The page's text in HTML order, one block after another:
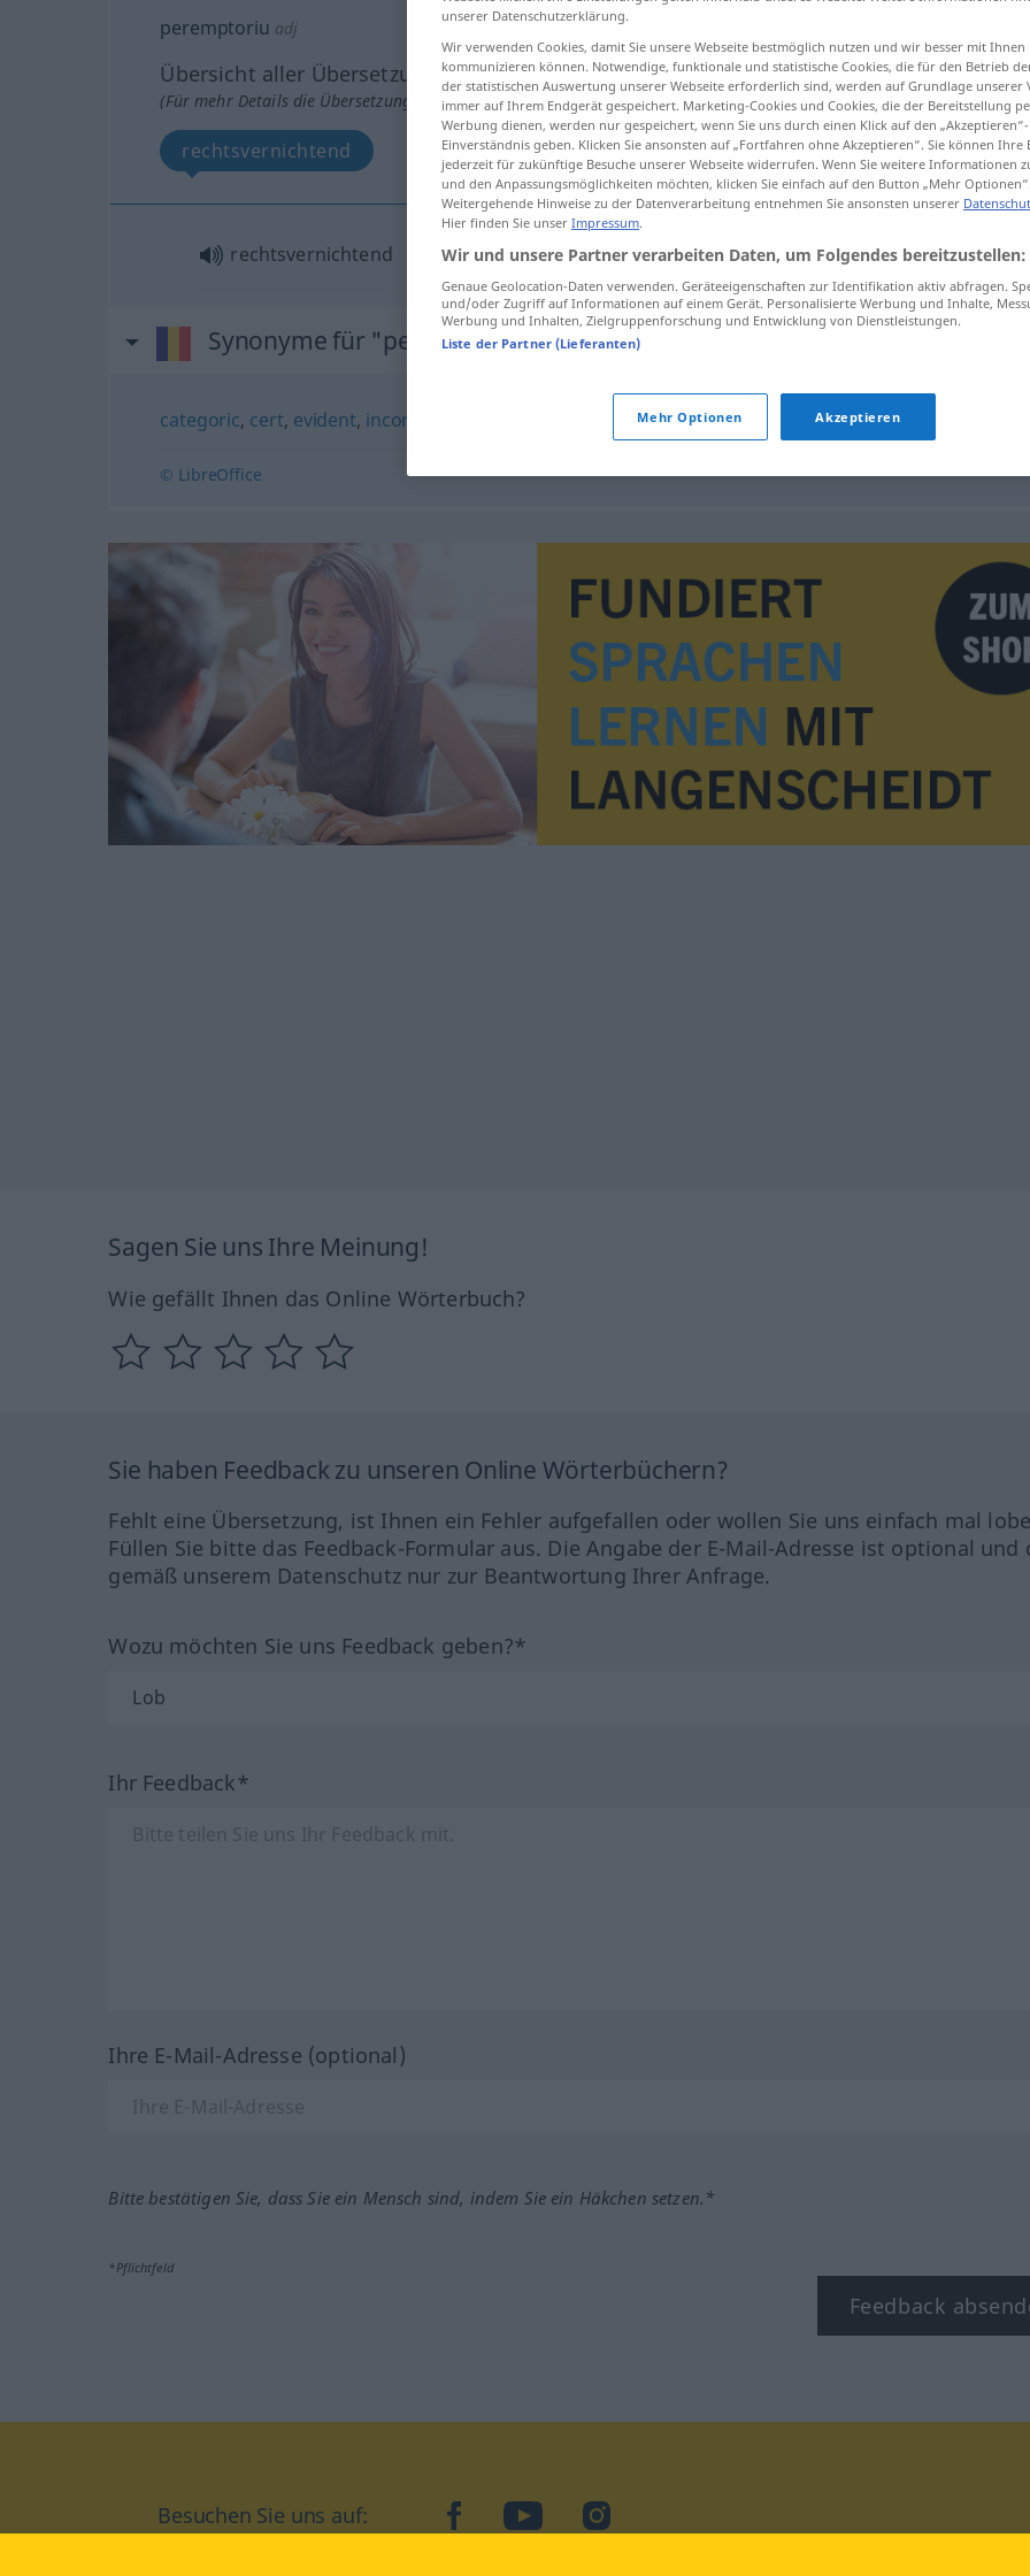
peremptoriu adj
Übersicht aller Übersetzungen
(Für mehr Details die Übersetzung anklicken/antippen)
rechtsvernichtend
rechtsvernichtend peremptoriu JUR
Synonyme für "peremptoriu"
categoric, cert, evident, incontestabil necontestat,netăgăduit sigur,vădit
© LibreOffice
Sagen Sie uns Ihre Meinung!
Wie gefällt Ihnen das Online Wörterbuch?
Sie haben Feedback zu unseren Online Wörterbüchern?
Fehlt eine Übersetzung, ist Ihnen ein Fehler aufgefallen oder wollen Sie uns einfach mal
Füllen Sie bitte das Feedback-Formular aus. Die Angabe der E-Mail-Adresse ist optional und
gemäß unserem Datenschutz nur zur Beantwortung Ihrer Anfrage.
Wozu möchten Sie uns Feedback geben?*
Ihr Feedback*
Ihre E-Mail-Adresse (optional)
Bitte bestätigen Sie, dass Sie ein Mensch sind, indem Sie ein Häkchen setzen.*
*Pflichtfeld
Feedback
Besuchen Sie uns auf: facebookYouTubeInstagram
unserer Datenschutzerklärung.
Wir verwenden Cookies, damit Sie unsere Webseite bestmöglich nutzen und wir besser mit Ihnen
kommunizieren können. Notwendige, funktionale und statistische Cookies, die für den Betrieb
der statistischen Auswertung unserer Webseite erforderlich sind, werden auf Grundlage unserer
immer auf Ihrem Endgerät gespeichert. Marketing-Cookies und Cookies, die der Bereitstellung
Werbung dienen, werden nur gespeichert, wenn Sie uns durch einen Klick auf den
Einverständnis geben. Klicken Sie ansonsten auf „Fortfahren ohne Akzeptieren“. Sie können
jederzeit für zukünftige Besuche unserer Webseite widerrufen. Wenn Sie weitere Informationen
und den Anpassungsmöglichkeiten möchten, klicken Sie einfach auf den Button „Mehr
Weitergehende Hinweise zu der Datenverarbeitung entnehmen Sie ansonsten unserer
Hier finden Sie unser Impressum.
Wir und unsere Partner verarbeiten Daten, um Folgendes bereitzustellen:
Genaue Geolocation-Daten verwenden. Geräteeigenschaften zur Identifikation aktiv abfragen.
und/oder Zugriff auf Informationen auf einem Gerät. Personalisierte Werbung und Inhalte,
Werbung und Inhalten, Zielgruppenforschung und Entwicklung von Dienstleistungen.
Liste der Partner (Lieferanten)
Mehr Optionen Akzeptieren